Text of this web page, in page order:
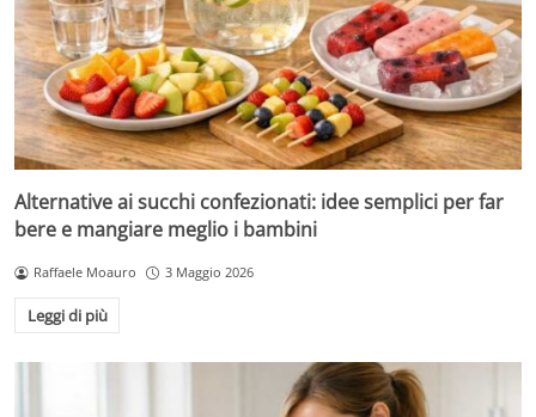
Alternative ai succhi confezionati: idee semplici per far
bere e mangiare meglio i bambini
Raffaele Moauro 3 Maggio 2026
Leggi di più